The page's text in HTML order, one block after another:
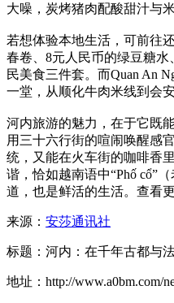
大噪，炭烤猪肉配酸甜汁与
若想体验本地生活，可前往
春卷、8元人民币的绿豆糖
民美食三件套。而Quan An
一堂，从顺化牛肉米线到会
河内旅游的魅力，在于它既
用三十六行街的喧闹唤醒感
统，又能在火车街的咖啡香
谐，恰如越南语中“Phố cổ”
道，也是鲜活的生活。查看更
来源： 安莎通讯社
标题：河内：在千年古都与
地址：http://www.a0bm.com/